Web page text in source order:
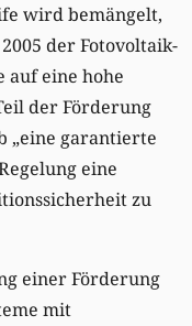
wird bemängelt,
der Fotovoltaik-
auf eine hohe
der Förderung
„eine garantierte
eine
zu
einer Förderung
mit